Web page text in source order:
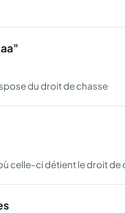
du droit de chasse
celle-ci détient le droit de